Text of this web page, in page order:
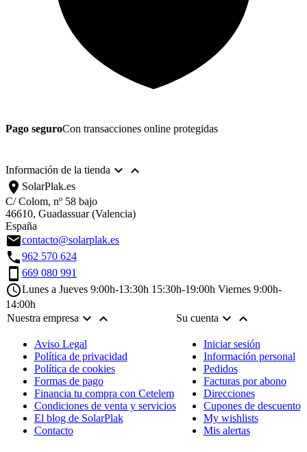
Pago seguroCon transacciones online protegidas
Información de la tienda  
location_on SolarPlak.es
C/ Colom, nº 58 bajo
46610, Guadassuar (Valencia)
España
emailcontacto@solarplak.es
call962 570 624
smartphone 669 080 991
scheduleLunes a Jueves 9:00h-13:30h 15:30h-19:00h Viernes 9:00h-
14:00h
Nuestra empresa 
Aviso Legal
Política de privacidad
Política de cookies
Formas de pago
Financia tu compra con Cetelem
Condiciones de venta y servicios
El blog de SolarPlak
Contacto
Su cuenta 
Iniciar sesión
Información personal
Pedidos
Facturas por abono
Direcciones
Cupones de descuento
My wishlists
Mis alertas